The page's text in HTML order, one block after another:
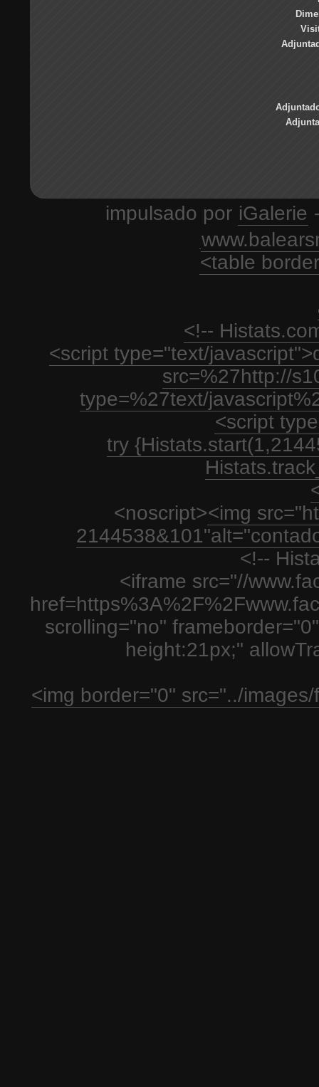
impulsado por iGalerie
<table
<!--
<script type="text/
src=%27http://
type=%27text/
<script
try
<noscript><img
<!--
<iframe src="//
scrolling="no"
height:21px;"
<img border="0" src="../